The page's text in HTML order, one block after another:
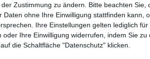
Zustimmung zu ändern.
Bitte beachten Sie,
ohne Ihre Einwilligung stattfinden kann,
Ihre Einstellungen gelten lediglich
Ihre Einwilligung widerrufen, indem Sie zu
die Schaltfläche "Datenschutz" klicken.